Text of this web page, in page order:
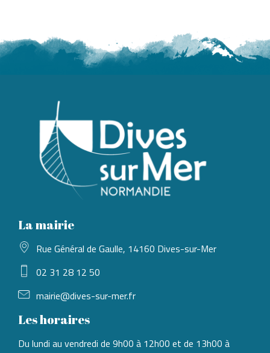
La mairie
Rue Général de Gaulle, 14160 Dives-sur-Mer
02 31 28 12 50
mairie@dives-sur-mer.fr
Les horaires
Du lundi au vendredi de 9h00 à 12h00 et de 13h00 à